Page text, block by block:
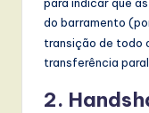
do barramento
transição de todo
transferência
2.